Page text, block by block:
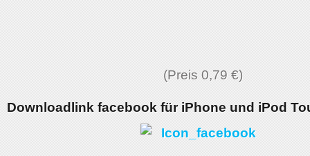
(Preis 0,79 €)
Downloadlink facebook für iPhone und iPod